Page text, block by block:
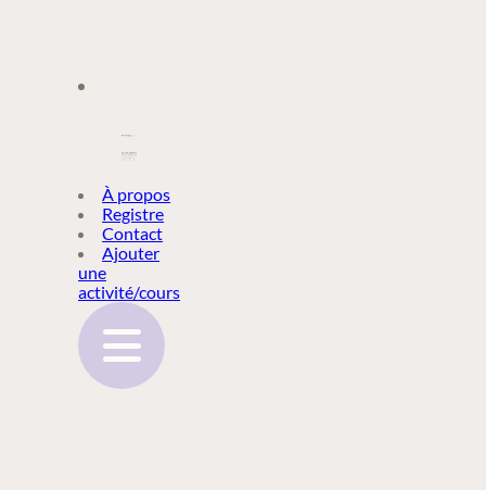
REGISTRE
CONTACT
À propos
Registre
Contact
Ajouter
une
activité/cours